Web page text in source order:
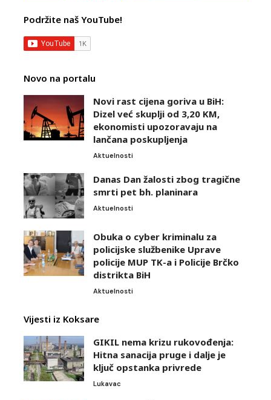
Podržite naš YouTube!
Novo na portalu
Novi rast cijena goriva u BiH:
Dizel već skuplji od 3,20 KM,
ekonomisti upozoravaju na
lančana poskupljenja
Aktuelnosti
Danas Dan žalosti zbog tragične
smrti pet bh. planinara
Aktuelnosti
Obuka o cyber kriminalu za
policijske službenike Uprave
policije MUP TK-a i Policije Brčko
distrikta BiH
Aktuelnosti
Vijesti iz Koksare
GIKIL nema krizu rukovođenja:
Hitna sanacija pruge i dalje je
ključ opstanka privrede
Lukavac